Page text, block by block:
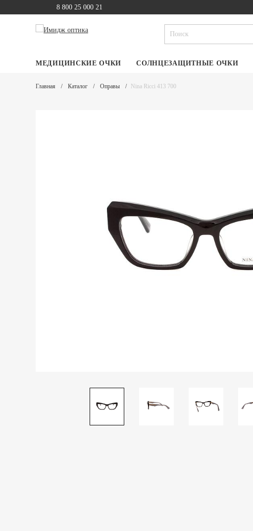
8 800 25 000 21
МЕДИЦИНСКИЕ ОЧКИ СОЛНЦЕЗАЩИТНЫЕ ОЧКИ
Главная Каталог Оправы Nina Ricci 413 700